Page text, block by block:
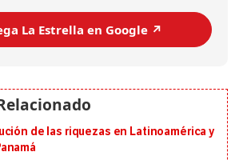
La Estrella en Google ↗️
de las riquezas en Latinoamérica y